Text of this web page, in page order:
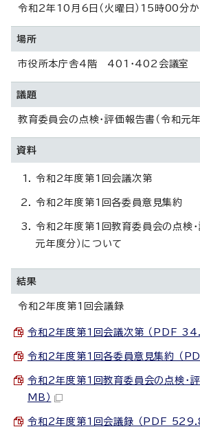
令和2年10月6日（火曜日）15時00分か
場所
市役所本庁舎4階 401・402会議室
議題
教育委員会の点検・評価報告書（令和元
資料
令和2年度第1回会議次第
令和2年度第1回各委員意見集約
令和2年度第1回教育委員会の点検・
元年度分）について
結果
令和2年度第1回会議録
令和2年度第1回会議次第 （PDF
令和2年度第1回各委員意見集約 （
令和2年度第1回教育委員会の点検・
MB）
令和2年度第1回会議録 （PDF